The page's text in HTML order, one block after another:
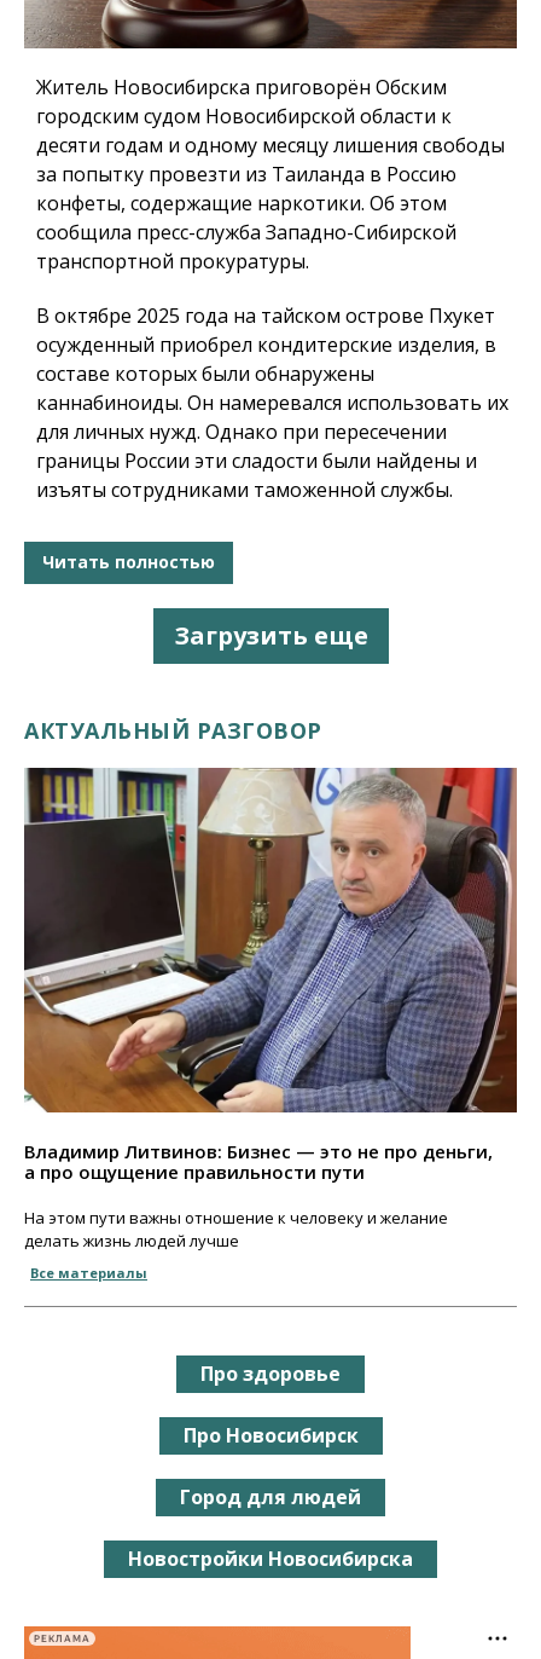
Житель Новосибирска приговорён Обским
городским судом Новосибирской области к
десяти годам и одному месяцу лишения свободы
за попытку провезти из Таиланда в Россию
конфеты, содержащие наркотики. Об этом
сообщила пресс-служба Западно-Сибирской
транспортной прокуратуры.
В октябре 2025 года на тайском острове Пхукет
осужденный приобрел кондитерские изделия, в
составе которых были обнаружены
каннабиноиды. Он намеревался использовать их
для личных нужд. Однако при пересечении
границы России эти сладости были найдены и
изъяты сотрудниками таможенной службы.
Читать полностью
Загрузить еще
АКТУАЛЬНЫЙ РАЗГОВОР
Владимир Литвинов: Бизнес — это не про деньги,
а про ощущение правильности пути
На этом пути важны отношение к человеку и желание
делать жизнь людей лучше
Все материалы
Про здоровье
Про Новосибирск
Город для людей
Новостройки Новосибирска
РЕКЛАМА